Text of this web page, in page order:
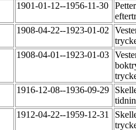
1901-01-12--1956-11-30
1908-04-22--1923-01-02
1908-04-01--1923-01-03
1916-12-08--1936-09-29
1912-04-22--1959-12-31